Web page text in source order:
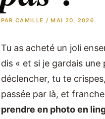
PARCAMILLE /MAI 20, 2026
Tu as acheté un joli
dis « et si je gardais
déclencher, tu te
passée par là, et
prendre en photo en